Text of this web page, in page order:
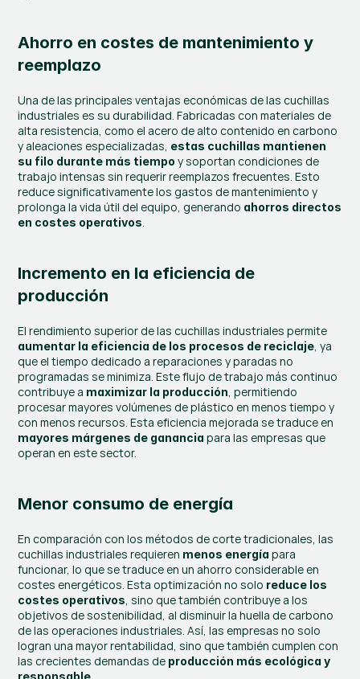
Ahorro en costes de mantenimiento y
reemplazo
Una de las principales ventajas económicas de las cuchillas
industriales es su durabilidad. Fabricadas con materiales de
alta resistencia, como el acero de alto contenido en carbono
y aleaciones especializadas, estas cuchillas mantienen
su filo durante más tiempo y soportan condiciones de
trabajo intensas sin requerir reemplazos frecuentes. Esto
reduce significativamente los gastos de mantenimiento y
prolonga la vida útil del equipo, generando ahorros directos
en costes operativos
Incremento en la eficiencia de
producción
aumentar la eficiencia de los procesos de reciclaje , ya
que el tiempo dedicado a reparaciones y paradas no
programadas se minimiza. Este flujo de trabajo más continuo
contribuye a maximizar la producción , permitiendo
procesar mayores volúmenes de plástico en menos tiempo y
mayores márgenes de ganancia para las empresas que
operan en este sector.
Menor consumo de energía
En comparación con los métodos de corte tradicionales, las
cuchillas industriales requieren menos energía para
funcionar, lo que se traduce en un ahorro considerable en
costes energéticos. Esta optimización no solo reduce los
costes operativos , sino que también contribuye a los
objetivos de sostenibilidad, al disminuir la huella de carbono
de las operaciones industriales. Así, las empresas no solo
logran una mayor rentabilidad, sino que también cumplen con
las crecientes demandas de producción más ecológica y
responsable